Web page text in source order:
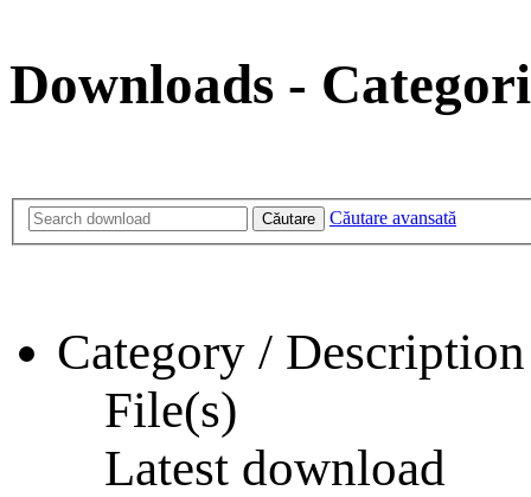
Downloads -
Căutare Căutare avansată
Category / Description
File(s)
Latest download